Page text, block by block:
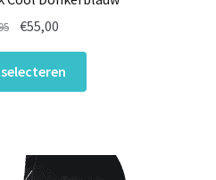
Oorspronkelijke
prijs
was:
€119,95.
€55,00
prijs
is:
€55,00.
variaties.